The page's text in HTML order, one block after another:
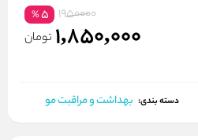
1950000
5
%
1,850,000 تومان
دسته بندی: بهداشت و مراقبت مو